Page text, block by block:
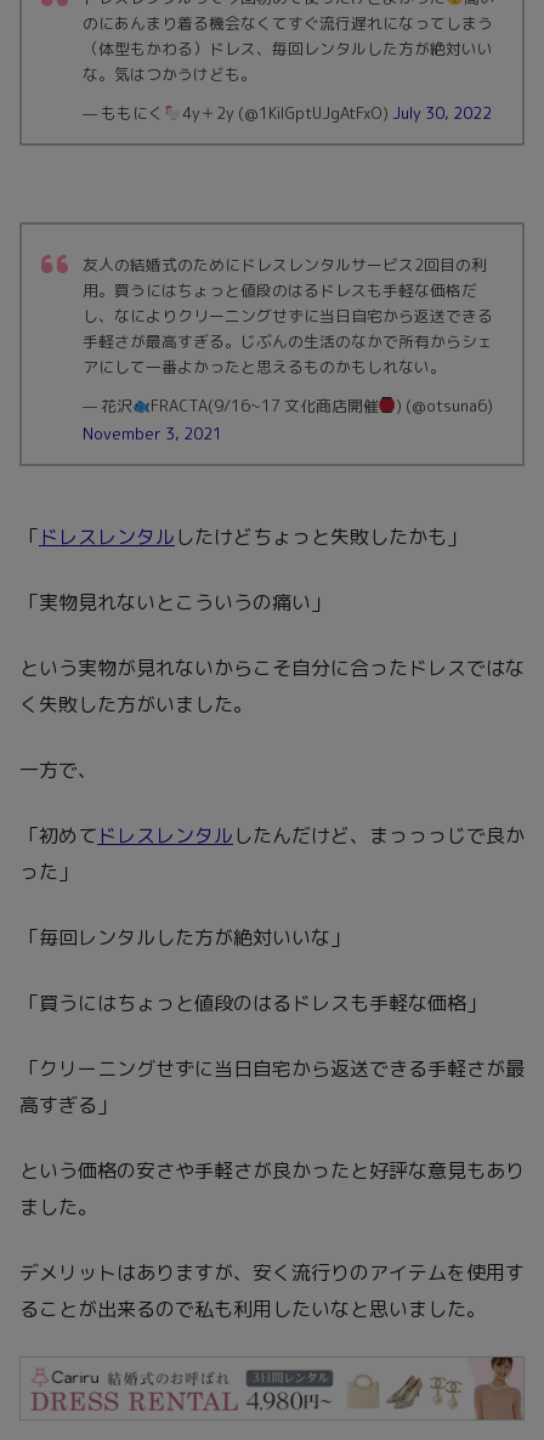
のにあんまり着る機会なくてすぐ流行遅れになってしまう
（体型もかわる）ドレス、毎回レンタルした方が絶対いい
な。気はつかうけども。
— ももにく
4y＋2y (@1KiIGptUJgAtFxO) July 30, 2022
友人の結婚式のためにドレスレンタルサービス2回目の利
用。買うにはちょっと値段のはるドレスも手軽な価格だ
し、なによりクリーニングせずに当日自宅から返送できる
手軽さが最高すぎる。じぶんの生活のなかで所有からシェ
アにして一番よかったと思えるものかもしれない。
— 花沢
FRACTA(9/16~17 文化商店開催
) (@otsuna6)
November 3, 2021
「 ドレスレンタルしたけどちょっと失敗したかも」
「実物見れないとこういうの痛い」
という実物が見れないからこそ自分に合ったドレスではな
く失敗した方がいました。
一方で、
「初めて ドレスレンタルしたんだけど、まっっっじで良か
った」
「毎回レンタルした方が絶対いいな」
「買うにはちょっと値段のはるドレスも手軽な価格」
「クリーニングせずに当日自宅から返送できる手軽さが最
高すぎる」
という価格の安さや手軽さが良かったと好評な意見もあり
ました。
デメリットはありますが、安く流行りのアイテムを使用す
ることが出来るので私も利用したいなと思いました。